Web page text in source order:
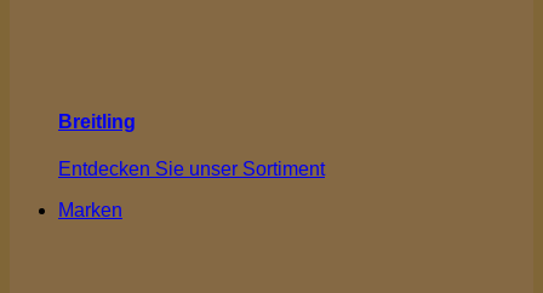
Breitling
Entdecken Sie unser Sortiment
Marken